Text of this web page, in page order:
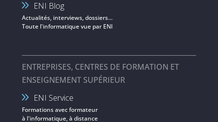
ENI Blog
Actualités, interviews, dossiers…
Toute l'informatique vue par ENI
ENTREPRISES, CENTRES DE FORMATION ET
ENSEIGNEMENT SUPÉRIEUR
ENI Service
Formations avec formateur
à l'informatique, à distance